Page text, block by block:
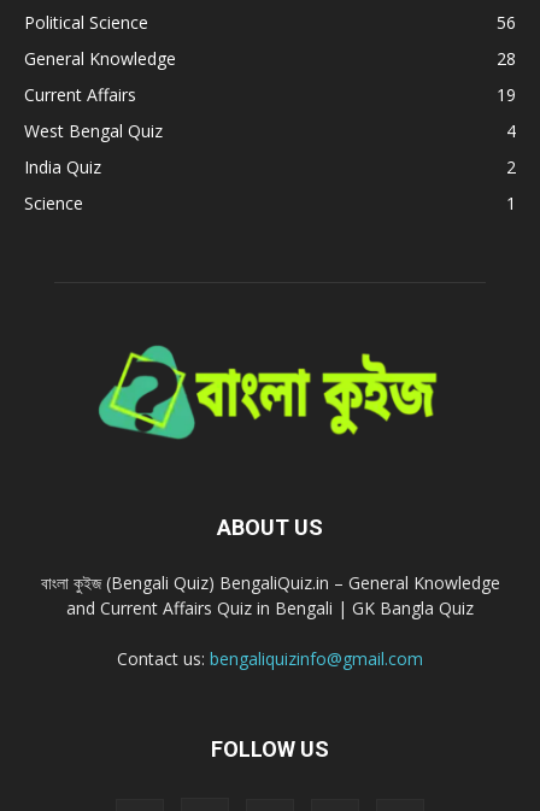
Political Science
56
General Knowledge
28
Current Affairs
19
West Bengal Quiz
4
India Quiz
2
Science
1
ABOUT US
বাংলা কুইজ (Bengali Quiz) BengaliQuiz.in – General Knowledge
and Current Affairs Quiz in Bengali | GK Bangla Quiz
Contact us: bengaliquizinfo@gmail.com
FOLLOW US